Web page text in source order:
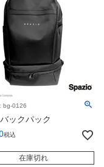
bg-0126
ックパック
税込
在庫切れ